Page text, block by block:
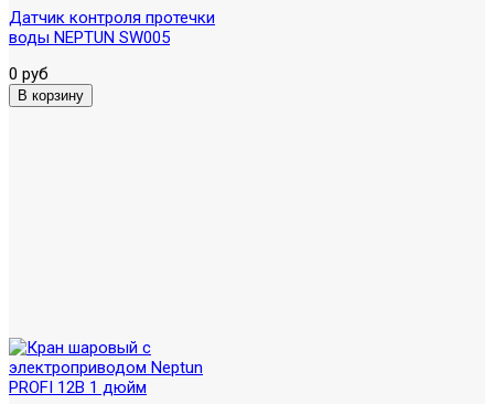
Датчик контроля протечки
воды NEPTUN SW005
0 руб